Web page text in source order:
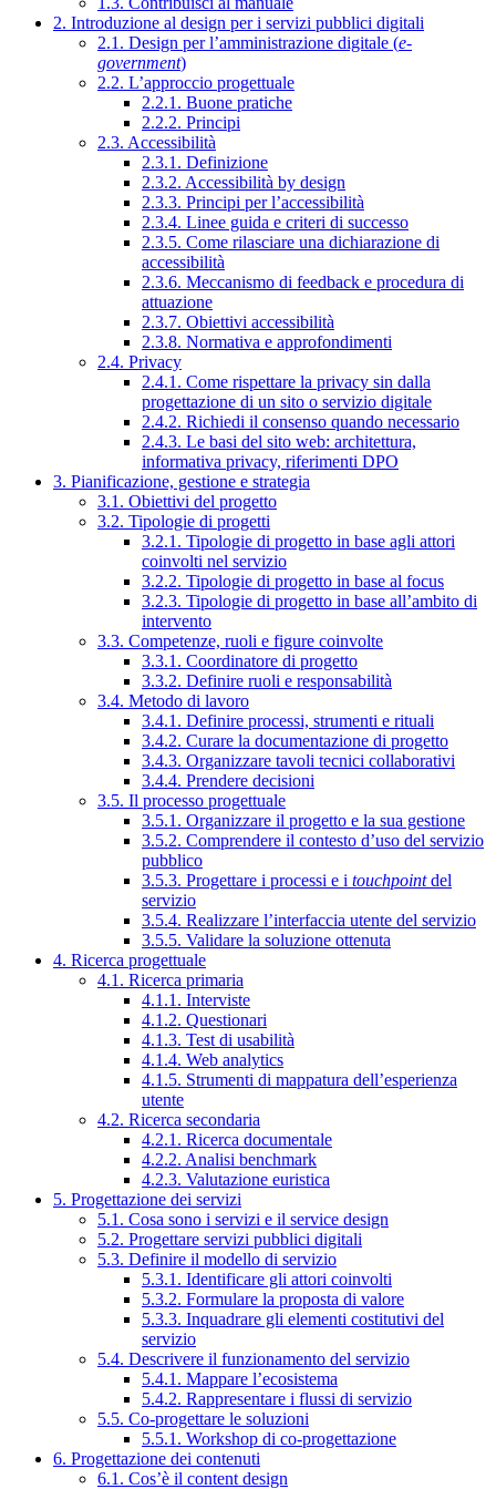
2. Introduzione al design per i servizi pubblici digitali
2.1. Design per l’amministrazione digitale (e-
government)
2.2. L’approccio progettuale
2.2.1. Buone pratiche
2.2.2. Principi
2.3. Accessibilità
2.3.1. Definizione
2.3.2. Accessibilità by design
2.3.3. Principi per l’accessibilità
2.3.4. Linee guida e criteri di successo
2.3.5. Come rilasciare una dichiarazione di
accessibilità
2.3.6. Meccanismo di feedback e procedura di
attuazione
2.3.7. Obiettivi accessibilità
2.3.8. Normativa e approfondimenti
2.4. Privacy
2.4.1. Come rispettare la privacy sin dalla
progettazione di un sito o servizio digitale
2.4.2. Richiedi il consenso quando necessario
2.4.3. Le basi del sito web: architettura,
informativa privacy, riferimenti DPO
3. Pianificazione, gestione e strategia
3.1. Obiettivi del progetto
3.2. Tipologie di progetti
3.2.1. Tipologie di progetto in base agli attori
coinvolti nel servizio
3.2.2. Tipologie di progetto in base al focus
3.2.3. Tipologie di progetto in base all’ambito di
intervento
3.3. Competenze, ruoli e figure coinvolte
3.3.1. Coordinatore di progetto
3.3.2. Definire ruoli e responsabilità
3.4. Metodo di lavoro
3.4.1. Definire processi, strumenti e rituali
3.4.2. Curare la documentazione di progetto
3.4.3. Organizzare tavoli tecnici collaborativi
3.4.4. Prendere decisioni
3.5. Il processo progettuale
3.5.1. Organizzare il progetto e la sua gestione
3.5.2. Comprendere il contesto d’uso del servizio
pubblico
3.5.3. Progettare i processi e i touchpointdel
servizio
3.5.4. Realizzare l’interfaccia utente del servizio
3.5.5. Validare la soluzione ottenuta
4. Ricerca progettuale
4.1. Ricerca primaria
4.1.1. Interviste
4.1.2. Questionari
4.1.3. Test di usabilità
4.1.4. Web analytics
4.1.5. Strumenti di mappatura dell’esperienza
utente
4.2. Ricerca secondaria
4.2.1. Ricerca documentale
4.2.2. Analisi benchmark
4.2.3. Valutazione euristica
5. Progettazione dei servizi
5.1. Cosa sono i servizi e il service design
5.2. Progettare servizi pubblici digitali
5.3. Definire il modello di servizio
5.3.1. Identificare gli attori coinvolti
5.3.2. Formulare la proposta di valore
5.3.3. Inquadrare gli elementi costitutivi del
servizio
5.4. Descrivere il funzionamento del servizio
5.4.1. Mappare l’ecosistema
5.4.2. Rappresentare i flussi di servizio
5.5. Co-progettare le soluzioni
5.5.1. Workshop di co-progettazione
6. Progettazione dei contenuti
6.1. Cos’è il content design